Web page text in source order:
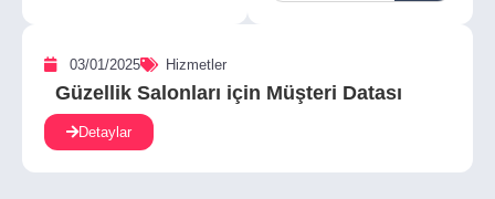
03/01/2025 Hizmetler
Güzellik Salonları için Müşteri Datası
Detaylar